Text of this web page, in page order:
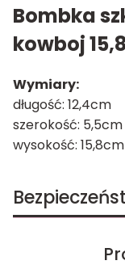
Bombka
kowboj
Wymiary:
długość: 12,4cm
szerokość: 5,5cm
wysokość: 15,8cm